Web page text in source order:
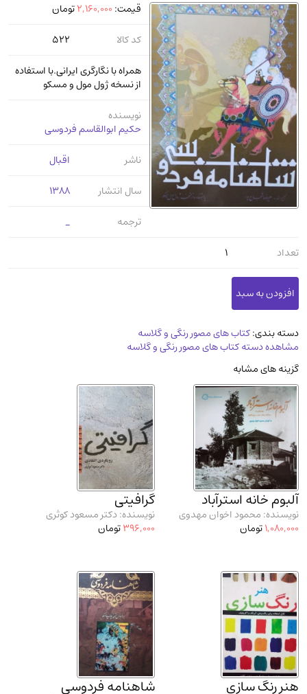
ورزشی و تربیت بدنی(34)
آشپزی و خوراکی
سرگرمی و بازی(7)
سیاسی(116)
رمان و داستان خارجی(489)
حقوقی و قانون(47)
کتاب های مصور رنگی و گلاسه(23)
عرفانی و سلوک(45)
الکترونیک(11)
دایره المعارف و فرهنگ(13)
معماری، عمران و شهرسازی
سینما و فیلم(54)
کتاب های قدیمی دینی و مذهبی
زندگینامه شهدا (9)
کتاب چاپ سنگی و کتاب خطی قدیمی
جغرافیا(9)
استخدامی و کاریابی دولتی و خصوصی.سوالـات
و آزمونها(2)
آموزشی و کنکوری
مدرسان شریف و انتشارت ارشد کتاب‌های..(2)
دانشگاه پیامـ نور(10)
قیمت: 2,160,000تومان
کد کالا
522
همراه با نگارگری ایرانی.با استفاده
از نسخه ژول مول و مسکو
نویسنده
حکیم ابوالقاسم فردوسی
ناشر
اقبال
سال انتشار
1388
ترجمه
_
تعداد
1
دسته بندی:کتاب های مصور رنگی و گلاسه
مشاهده دسته کتاب های مصور رنگی و گلاسه
گزینه های مشابه
آلبوم خانه استرآباد
نویسنده: محمود اخوان مهدوی
1,080,000تومان
گرافیتی
نویسنده: دکتر مسعود کوثری
396,000تومان
هنر رنگ سازی شاهنامه فردوسی